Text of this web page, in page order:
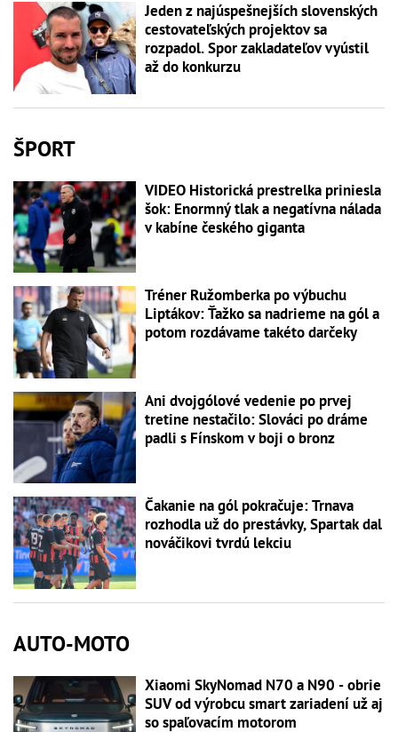
Jeden z najúspešnejších slovenských
cestovateľských projektov sa
rozpadol. Spor zakladateľov vyústil
až do konkurzu
ŠPORT
VIDEO Historická prestrelka priniesla
šok: Enormný tlak a negatívna nálada
v kabíne českého giganta
Tréner Ružomberka po výbuchu
Liptákov: Ťažko sa nadrieme na gól a
potom rozdávame takéto darčeky
Ani dvojgólové vedenie po prvej
tretine nestačilo: Slováci po dráme
padli s Fínskom v boji o bronz
Čakanie na gól pokračuje: Trnava
rozhodla už do prestávky, Spartak dal
nováčikovi tvrdú lekciu
AUTO-MOTO
Xiaomi SkyNomad N70 a N90 - obrie
SUV od výrobcu smart zariadení už aj
so spaľovacím motorom